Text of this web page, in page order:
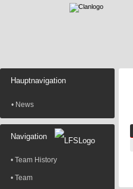
Hauptnavigation
• News
Navigation
• Team History
• Team